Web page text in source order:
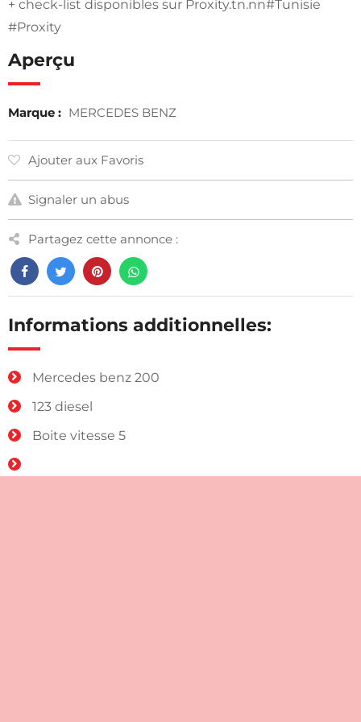
+ check-list disponibles sur Proxity.tn.nn#Tunisie
#Proxity
Aperçu
Marque : MERCEDES BENZ
Ajouter aux Favoris
Signaler un abus
Partagez cette annonce :
Informations additionnelles:
Mercedes benz 200
123 diesel
Boite vitesse 5